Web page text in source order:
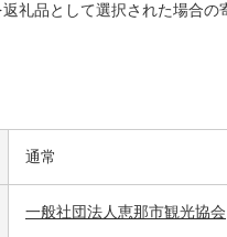
返礼品として選択された場合
通常
一般社団法人恵那市観光協会